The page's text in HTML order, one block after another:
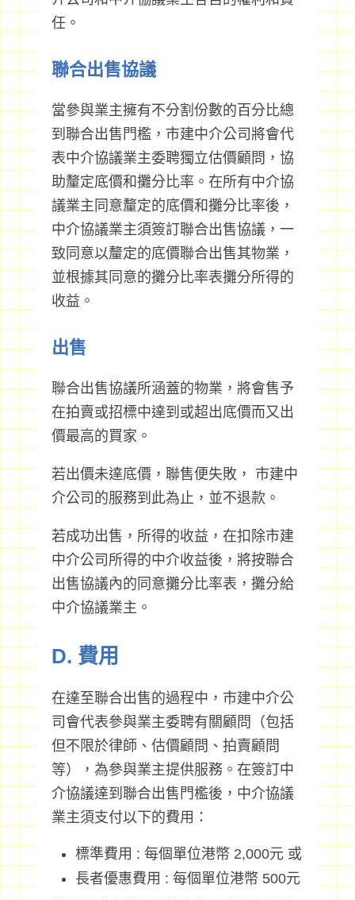
任。
聯合出售協議
當參與業主擁有不分割份數的百分比總
到聯合出售門檻，市建中介公司將會代
表中介協議業主委聘獨立估價顧問，協
助釐定底價和攤分比率。在所有中介協
議業主同意釐定的底價和攤分比率後，
中介協議業主須簽訂聯合出售協議，一
致同意以釐定的底價聯合出售其物業，
並根據其同意的攤分比率表攤分所得的
收益。
出售
聯合出售協議所涵蓋的物業，將會售予
在拍賣或招標中達到或超出底價而又出
價最高的買家。
若出價未達底價，聯售便失敗， 市建中
介公司的服務到此為止，並不退款。
若成功出售，所得的收益，在扣除市建
中介公司所得的中介收益後，將按聯合
出售協議內的同意攤分比率表，攤分給
中介協議業主。
D. 費用
在達至聯合出售的過程中，市建中介公
司會代表參與業主委聘有關顧問（包括
但不限於律師、估價顧問、拍賣顧問
等），為參與業主提供服務。在簽訂中
介協議達到聯合出售門檻後，中介協議
業主須支付以下的費用：
標準費用 : 每個單位港幣 2,000元 或
長者優惠費用 : 每個單位港幣 500元